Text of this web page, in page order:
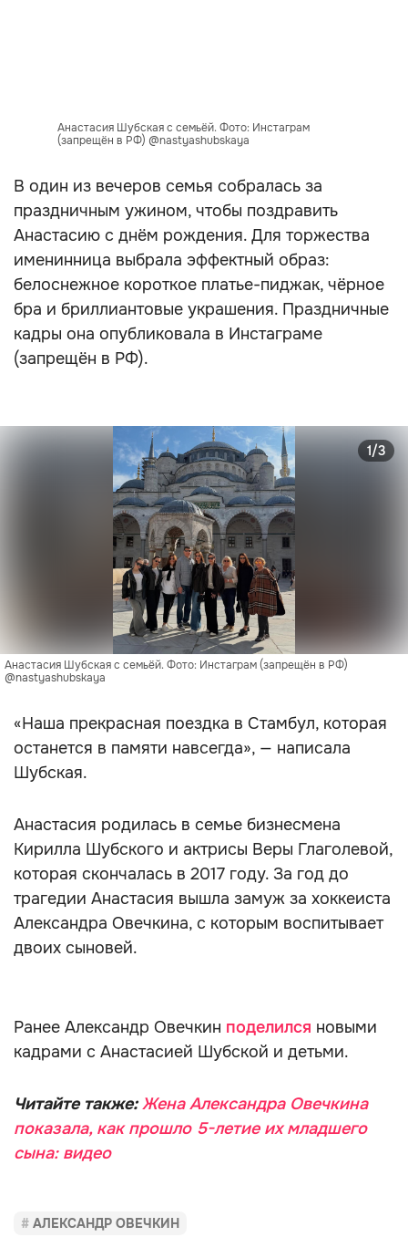
Анастасия Шубская с семьёй. Фото: Инстаграм
(запрещён в РФ) @nastyashubskaya
В один из вечеров семья собралась за
праздничным ужином, чтобы поздравить
Анастасию с днём рождения. Для торжества
именинница выбрала эффектный образ:
белоснежное короткое платье-пиджак, чёрное
бра и бриллиантовые украшения. Праздничные
кадры она опубликовала в Инстаграме
(запрещён в РФ).
Анастасия Шубская с семьёй. Фото: Инстаграм (запрещён в РФ)
@nastyashubskaya
1/3
«Наша прекрасная поездка в Стамбул, которая
останется в памяти навсегда», — написала
Шубская.
Анастасия родилась в семье бизнесмена
Кирилла Шубского и актрисы Веры Глаголевой,
которая скончалась в 2017 году. За год до
трагедии Анастасия вышла замуж за хоккеиста
Александра Овечкина, с которым воспитывает
двоих сыновей.
Ранее Александр Овечкин поделился новыми
кадрами с Анастасией Шубской и детьми.
Читайте также:Жена Александра Овечкина
показала, как прошло 5-летие их младшего
сына: видео
АЛЕКСАНДР ОВЕЧКИН